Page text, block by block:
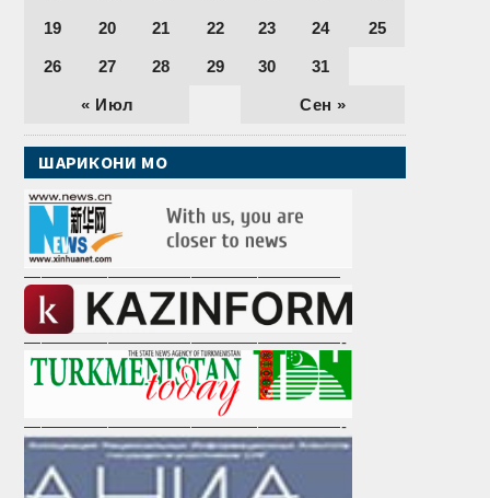
« Июл Сен »
19 20 21 22 23 24 25
26 27 28 29 30 31
ШАРИКОНИ МО
———————————————————
———————————————————-
———————————————————-